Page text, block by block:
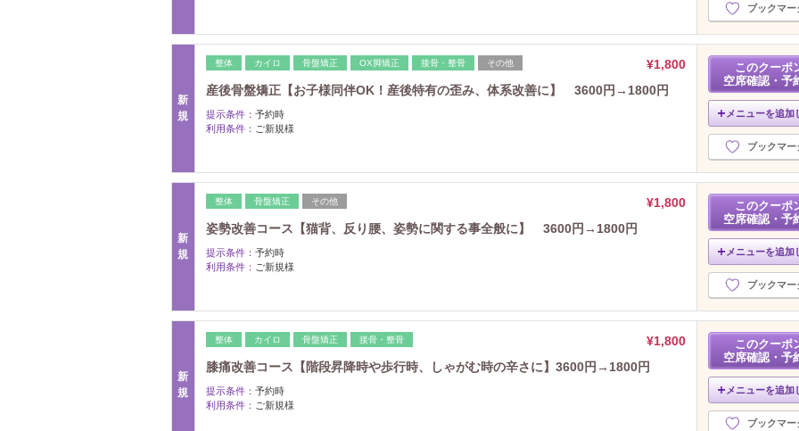
ブックマー
新
規
整体 カイロ 骨盤矯正 OX脚矯正 接骨・整骨 その他
¥1,800
産後骨盤矯正【お子様同伴OK！産後特有の歪み、体系改善に】 3600円→1800円
提示条件： 予約時
利用条件： ご新規様
このクーポ
空席確認・予
メニューを追加
ブックマー
新
規
整体 骨盤矯正 その他
¥1,800
姿勢改善コース【猫背、反り腰、姿勢に関する事全般に】 3600円→1800円
提示条件： 予約時
利用条件： ご新規様
このクーポ
空席確認・予
メニューを追加
ブックマー
新
規
整体 カイロ 骨盤矯正 接骨・整骨
¥1,800
膝痛改善コース【階段昇降時や歩行時、しゃがむ時の辛さに】3600円→1800円
提示条件： 予約時
利用条件： ご新規様
このクーポ
空席確認・予
メニューを追加
ブックマー